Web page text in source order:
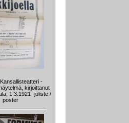
-
kirjoittanut
1.3.1921 -juliste /
poster